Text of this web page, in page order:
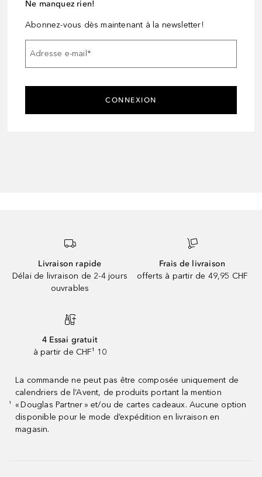
Ne manquez rien!
Abonnez-vous dès maintenant à la newsletter!
Adresse e-mail*
CONNEXION
Livraison rapide
Délai de livraison de 2-4 jours
ouvrables
Frais de livraison
offerts à partir de 49,95 CHF
4 Essai gratuit
à partir de CHF¹ 10
¹
La commande ne peut pas être composée uniquement de
calendriers de l’Avent, de produits portant la mention
« Douglas Partner » et/ou de cartes cadeaux. Aucune option
disponible pour le mode d’expédition en livraison en
magasin.